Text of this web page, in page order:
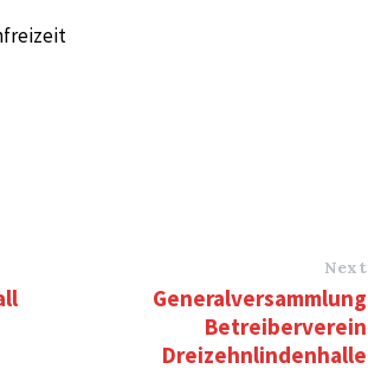
Next
Generalversammlung
Betreiberverein
Dreizehnlindenhalle